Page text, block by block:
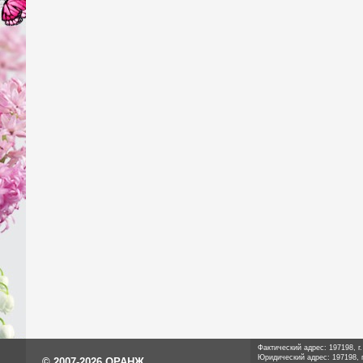
Фактический адрес: 197198,
Юридический адрес: 197198,